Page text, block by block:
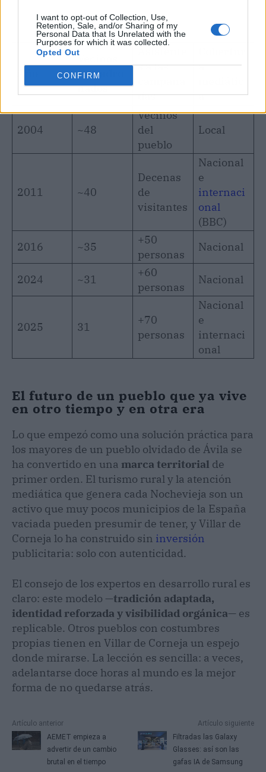
I want to opt-out of Collection, Use,
Retention, Sale, and/or Sharing of my
Personal Data that Is Unrelated with the
Purposes for which it was collected.
Opted Out
CONFIRM
Vecinos
empadro
nados
s a las
das
a
a
2004 ~48
Vecinos
del
pueblo
Local
2011 ~40
Decenas
de
visitantes
Nacional
e
internaci
onal
(BBC)
2016
~35
+50
personas
Nacional
2024 ~31
+60
personas
Nacional
2025 31
+70
personas
Nacional
e
internaci
onal
El futuro de un pueblo que ya vive
en otro tiempo y en otra era
Lo que empezó como una solución práctica para
los mayores de un pueblo olvidado de Ávila se
ha convertido en una marca territorial de
primer orden. El turismo rural y la atención
mediática que genera cada Nochevieja son un
activo que muy pocos municipios de la España
vaciada pueden presumir de tener, y Villar de
Corneja lo ha construido sin inversión
publicitaria: solo con autenticidad.
El consejo de los expertos en desarrollo rural es
claro: este modelo —tradición adaptada,
identidad reforzada y visibilidad orgánica— es
replicable. Otros pueblos con costumbres
propias tienen en Villar de Corneja un espejo
donde mirarse. La lección es sencilla: a veces,
adelantarse doce horas al mundo es la mejor
forma de no quedarse atrás.
Artículo anterior
AEMET empieza a
advertir de un cambio
brutal en el tiempo
Artículo siguiente
Filtradas las Galaxy
Glasses: así son las
gafas IA de Samsung